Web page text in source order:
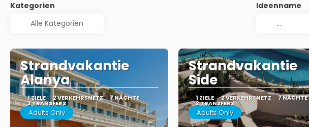
Kategorien Ideenname
Strandvakantie
Alanya
1 ZIELE 2 VERKEHRSNETZ 7 NÄCHTE
2 TRANSFERS
Adults Only
Strandvakantie
Side
1 ZIELE 2 VERKEHRSNETZ 7 NÄCHTE
2 TRANSFERS
Adults Only